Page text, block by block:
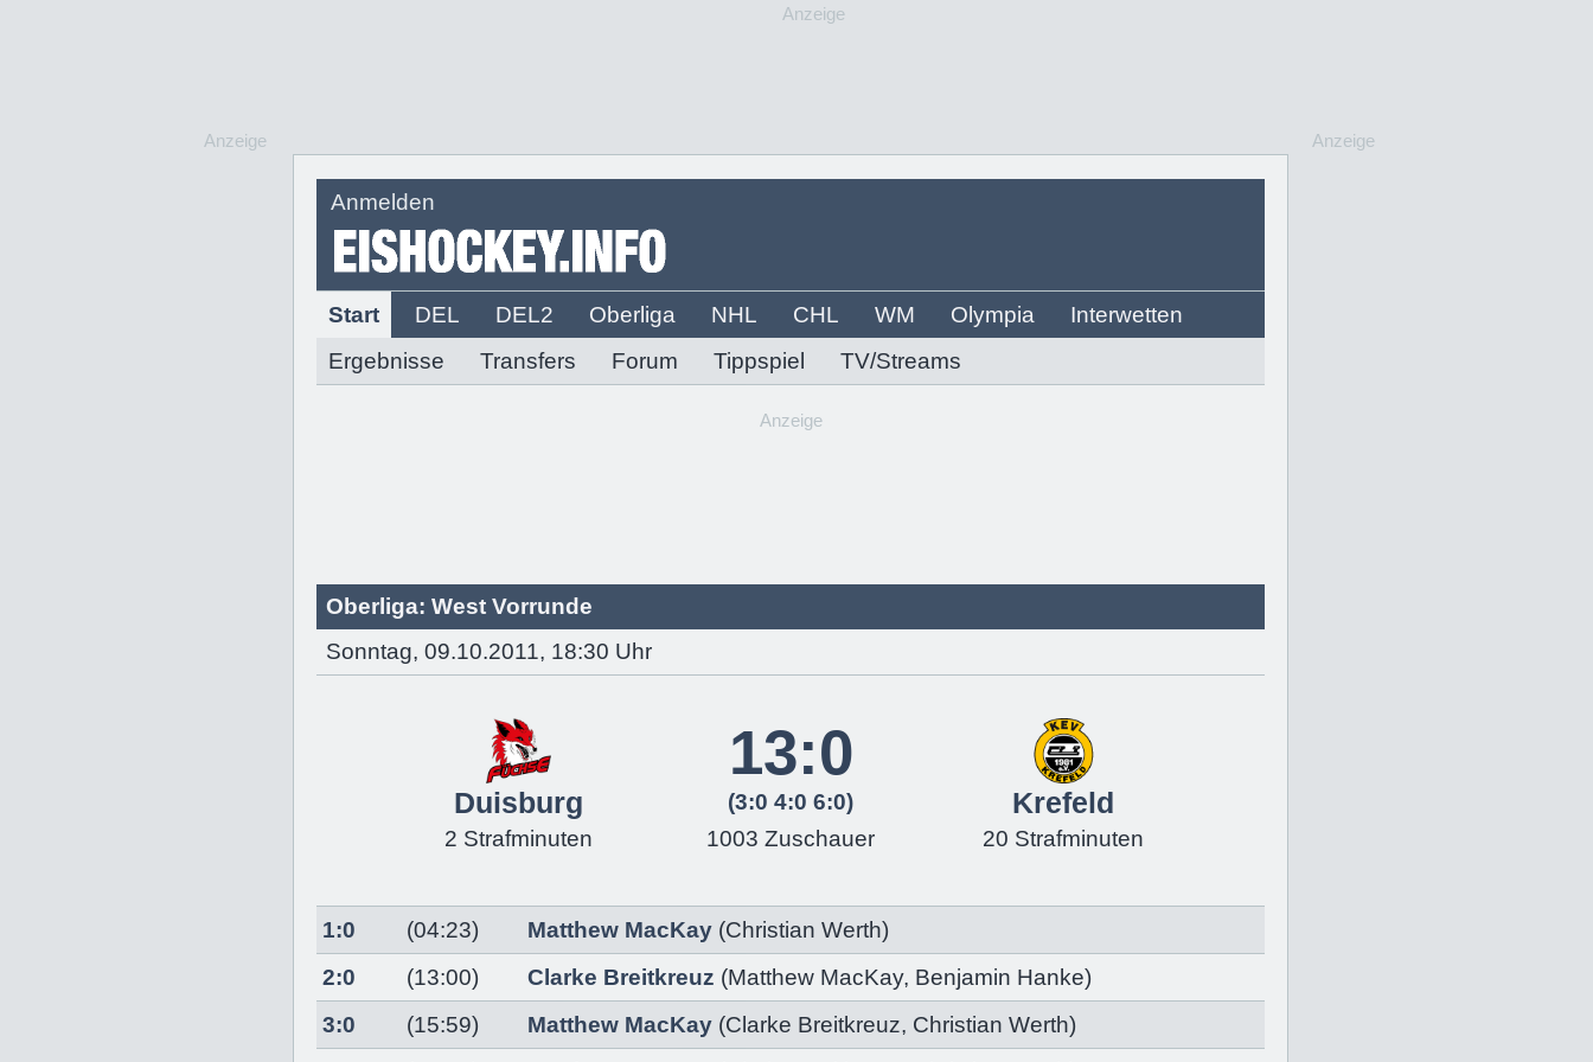
Anzeige
Anmelden
Start DEL DEL2 Oberliga NHL CHL WM Olympia
Interwetten
Ergebnisse
Transfers Forum Tippspiel TV/Streams
Anzeige
Anzeige
Anzeige
Oberliga: West Vorrunde
Sonntag, 09.10.2011, 18:30 Uhr
Duisburg
13:0
(3:0 4:0 6:0) Krefeld
2 Strafminuten 1003 Zuschauer 20 Strafminuten
1:0 (04:23) Matthew MacKay (Christian Werth)
2:0
(13:00) Clarke Breitkreuz (Matthew MacKay, Benjamin Hanke)
3:0
(15:59) Matthew MacKay (Clarke Breitkreuz, Christian Werth)